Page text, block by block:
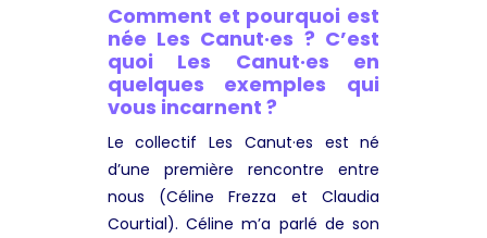
Comment et pourquoi est
née Les Canut·es ? C’est
quoi Les Canut·es en
quelques exemples qui
vous incarnent ?
Le collectif Les Canut·es est né
d’une première rencontre entre
nous (Céline Frezza et Claudia
Courtial). Céline m’a parlé de son